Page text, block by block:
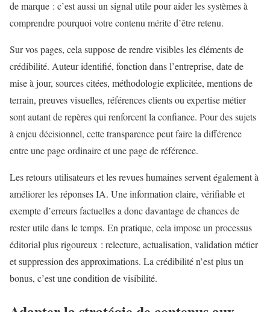
de marque : c’est aussi un signal utile pour aider les systèmes à
comprendre pourquoi votre contenu mérite d’être retenu.
Sur vos pages, cela suppose de rendre visibles les éléments de
crédibilité. Auteur identifié, fonction dans l’entreprise, date de
mise à jour, sources citées, méthodologie explicitée, mentions de
terrain, preuves visuelles, références clients ou expertise métier
sont autant de repères qui renforcent la confiance. Pour des sujets
à enjeu décisionnel, cette transparence peut faire la différence
entre une page ordinaire et une page de référence.
Les retours utilisateurs et les revues humaines servent également à
améliorer les réponses IA. Une information claire, vérifiable et
exempte d’erreurs factuelles a donc davantage de chances de
rester utile dans le temps. En pratique, cela impose un processus
éditorial plus rigoureux : relecture, actualisation, validation métier
et suppression des approximations. La crédibilité n’est plus un
bonus, c’est une condition de visibilité.